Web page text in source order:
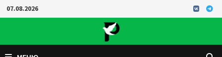
Перейти
к
07.08.2026